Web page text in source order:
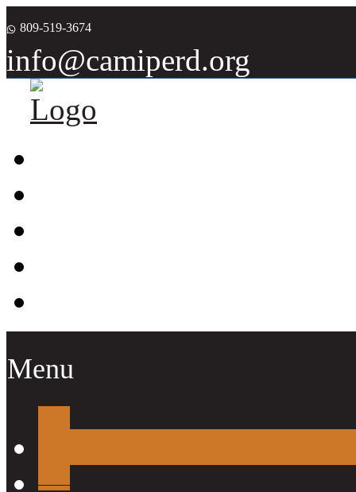
809-519-3674
info@camiperd.org
Menu